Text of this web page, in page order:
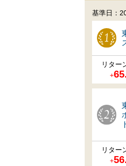
基準日：
リター
+
リター
+